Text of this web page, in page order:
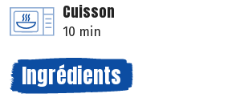
Cuisson
10 min
Ingrédients